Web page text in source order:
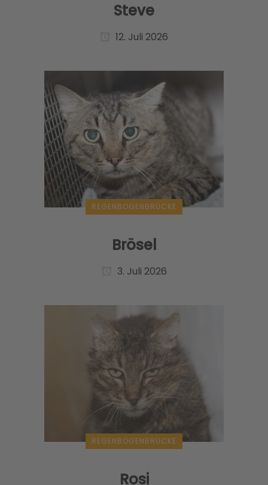
Steve
12. Juli 2026
REGENBOGENBRÜCKE
Brösel
3. Juli 2026
REGENBOGENBRÜCKE
Rosi